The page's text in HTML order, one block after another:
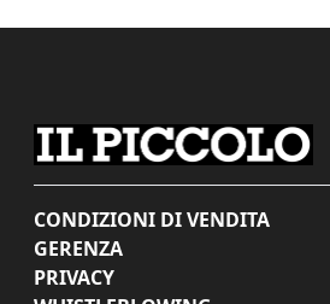
CONDIZIONI DI VENDITA
GERENZA
PRIVACY